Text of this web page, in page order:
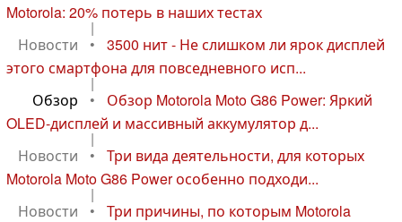
Motorola: 20% потерь в наших тестах
|
Новости
•
3500 нит - Не слишком ли ярок дисплей
этого смартфона для повседневного исп...
|
Обзор
•
Обзор Motorola Moto G86 Power: Яркий
OLED-дисплей и массивный аккумулятор д...
|
Новости
•
Три вида деятельности, для которых
Motorola Moto G86 Power особенно подходи...
|
Новости
•
Три причины, по которым Motorola